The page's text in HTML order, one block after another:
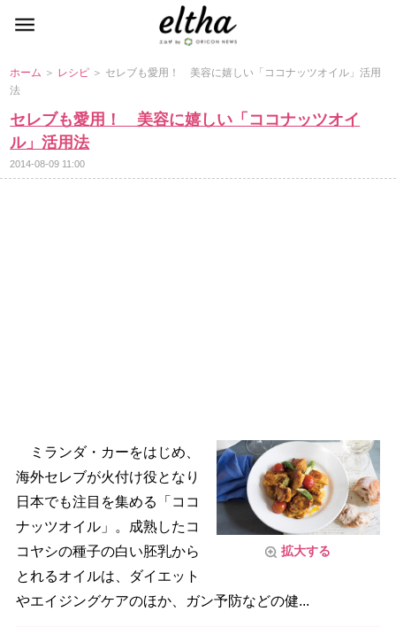
ホーム ＞ レシピ ＞ セレブも愛用！ 美容に嬉しい「ココナッツオイル」活用
法
セレブも愛用！ 美容に嬉しい「ココナッツオイ
ル」活用法
2014-08-09 11:00
拡大する
ミランダ・カーをはじめ、
海外セレブが火付け役となり
日本でも注目を集める「ココ
ナッツオイル」。成熟したコ
コヤシの種子の白い胚乳から
とれるオイルは、ダイエット
エイジングケアのほか、ガン予防などの健...